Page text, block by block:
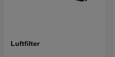
Luftfilter